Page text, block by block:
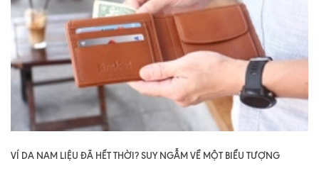
VÍ DA NAM LIỆU ĐÃ HẾT THỜI? SUY NGẪM VỀ MỘT BIỂU TƯỢNG